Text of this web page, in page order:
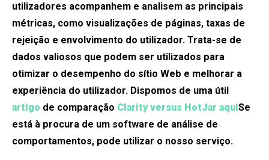
utilizadores acompanhem e analisem as principais
métricas, como visualizações de páginas, taxas de
rejeição e envolvimento do utilizador. Trata-se de
dados valiosos que podem ser utilizados para
otimizar o desempenho do sítio Web e melhorar a
experiência do utilizador. Dispomos de uma útil
artigo de comparação Clarity versus HotJar aquiSe
está à procura de um software de análise de
comportamentos, pode utilizar o nosso serviço.